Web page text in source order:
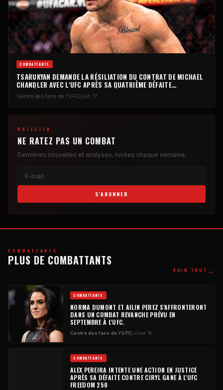
COMBATTANTS
TSARUKYAN DEMANDE LA RÉSILIATION DU CONTRAT DE MICHAEL
CHANDLER AVEC L'UFC APRÈS SA QUATRIÈME DÉFAITE
CONSÉCUTIVE.
Centre des fans de l'UFCjuin 17
BULLETIN
NE RATEZ PAS UN COMBAT
Dernières nouvelles et analyses, livrées chaque semaine.
S'ABONNER
COMBATTANTS
PLUS DE COMBATTANTS
VOIR TOUT →
COMBATTANTS
NORMA DUMONT ET AILIN PEREZ S'AFFRONTERONT
DANS UN COMBAT REVANCHE PRÉVU EN
SEPTEMBRE À L'UFC.
Centre des fans de l'UFCjuillet 18
COMBATTANTS
ALEX PEREIRA INTENTE UNE ACTION EN JUSTICE
APRÈS SA DÉFAITE CONTRE CIRYL GANE À L'UFC
FREEDOM 250